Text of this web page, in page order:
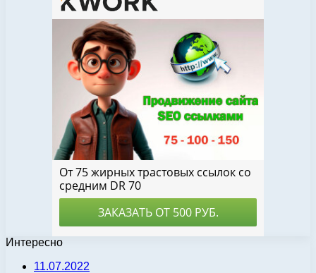
Интересно
11.07.2022